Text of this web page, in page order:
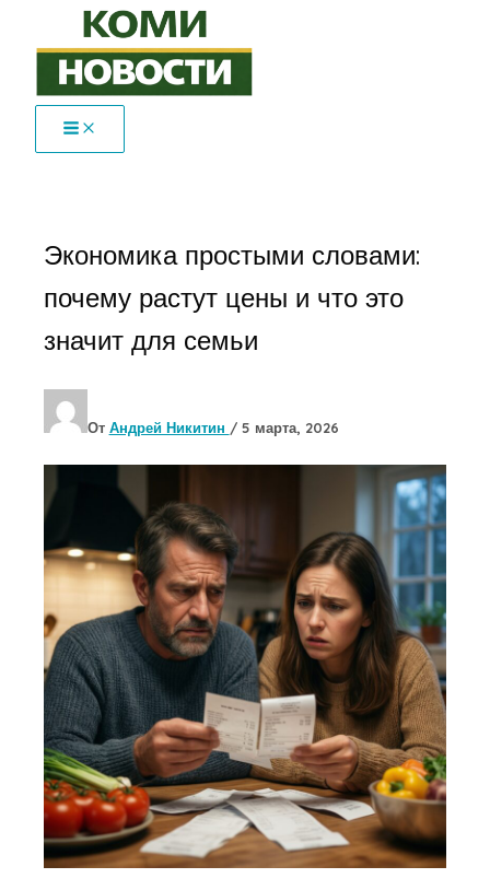
содержимому
Экономика простыми словами:
почему растут цены и что это
значит для семьи
От Андрей Никитин / 5 марта, 2026